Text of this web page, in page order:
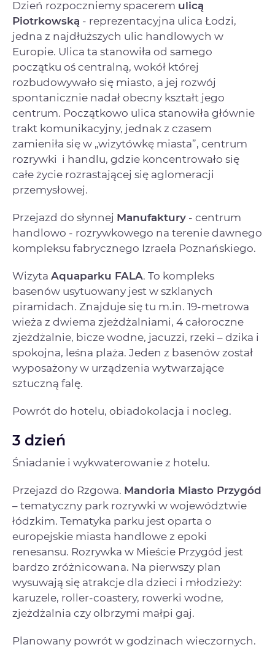
Dzień rozpoczniemy spacerem ulicą
Piotrkowską - reprezentacyjna ulica Łodzi,
jedna z najdłuższych ulic handlowych w
Europie. Ulica ta stanowiła od samego
początku oś centralną, wokół której
rozbudowywało się miasto, a jej rozwój
spontanicznie nadał obecny kształt jego
centrum. Początkowo ulica stanowiła głównie
trakt komunikacyjny, jednak z czasem
zamieniła się w „wizytówkę miasta”, centrum
rozrywki i handlu, gdzie koncentrowało się
całe życie rozrastającej się aglomeracji
przemysłowej.
Przejazd do słynnej Manufaktury - centrum
handlowo - rozrywkowego na terenie dawnego
kompleksu fabrycznego Izraela Poznańskiego.
Wizyta Aquaparku FALA. To kompleks
basenów usytuowany jest w szklanych
piramidach. Znajduje się tu m.in. 19-metrowa
wieża z dwiema zjeżdżalniami, 4 całoroczne
zjeżdżalnie, bicze wodne, jacuzzi, rzeki – dzika i
spokojna, leśna plaża. Jeden z basenów został
wyposażony w urządzenia wytwarzające
sztuczną falę.
Powrót do hotelu, obiadokolacja i nocleg.
3 dzień
Śniadanie i wykwaterowanie z hotelu.
Przejazd do Rzgowa. Mandoria Miasto Przygód
– tematyczny park rozrywki w województwie
łódzkim. Tematyka parku jest oparta o
europejskie miasta handlowe z epoki
renesansu. Rozrywka w Mieście Przygód jest
bardzo zróżnicowana. Na pierwszy plan
wysuwają się atrakcje dla dzieci i młodzieży:
karuzele, roller-coastery, rowerki wodne,
zjeżdżalnia czy olbrzymi małpi gaj.
Planowany powrót w godzinach wieczornych.